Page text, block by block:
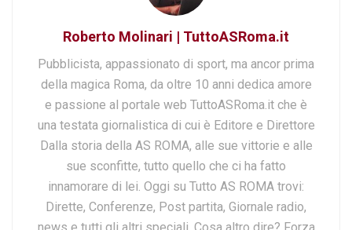
Roberto Molinari | TuttoASRoma.it
Pubblicista, appassionato di sport, ma ancor prima
della magica Roma, da oltre 10 anni dedica amore
e passione al portale web TuttoASRoma.it che è
una testata giornalistica di cui è Editore e Direttore
Dalla storia della AS ROMA, alle sue vittorie e alle
sue sconfitte, tutto quello che ci ha fatto
innamorare di lei. Oggi su Tutto AS ROMA trovi:
Dirette, Conferenze, Post partita, Giornale radio,